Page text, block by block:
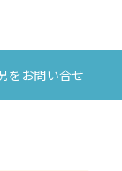
をお問い合せ